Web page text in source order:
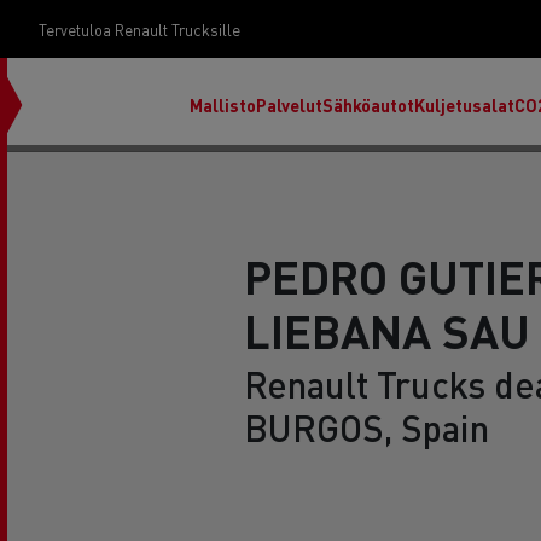
Tervetuloa Renault Trucksille
MallistoPalvelutSähköautotKuljetusalat
PEDRO
LIEBANA
Renault Trucks
BURGOS, Spain